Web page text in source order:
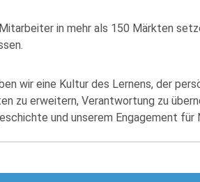
in mehr als 150 Märkten
wir eine Kultur des Lernens, der
zu erweitern, Verantwortung zu
und unserem Engagement